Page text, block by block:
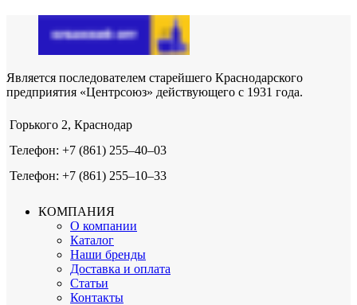
Является последователем старейшего Краснодарского
предприятия «Центрсоюз» действующего с 1931 года.
Горького 2, Краснодар
Телефон: +7 (861) 255‒40‒03
Телефон: +7 (861) 255‒10‒33
КОМПАНИЯ
О компании
Каталог
Наши бренды
Доставка и оплата
Статьи
Контакты